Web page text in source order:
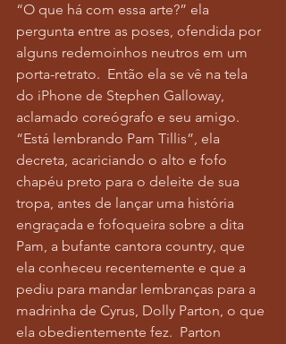
“O que há com essa arte?” ela
pergunta entre as poses, ofendida por
alguns redemoinhos neutros em um
porta-retrato.  Então ela se vê na tela
do iPhone de Stephen Galloway,
aclamado coreógrafo e seu amigo.
“Está lembrando Pam Tillis”, ela
decreta, acariciando o alto e fofo
chapéu preto para o deleite de sua
tropa, antes de lançar uma história
engraçada e fofoqueira sobre a dita
Pam, a bufante cantora country, que
ela conheceu recentemente e que a
pediu para mandar lembranças para a
madrinha de Cyrus, Dolly Parton, o que
ela obedientemente fez.  Parton